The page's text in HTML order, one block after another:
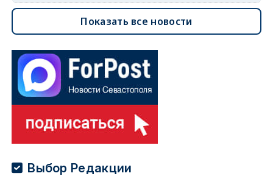
Показать все новости
Выбор Редакции